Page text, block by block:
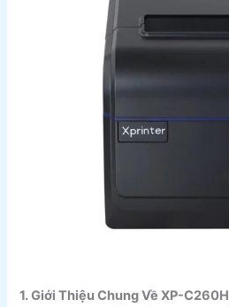
1. Giới Thiệu Chung Về XP-C260H